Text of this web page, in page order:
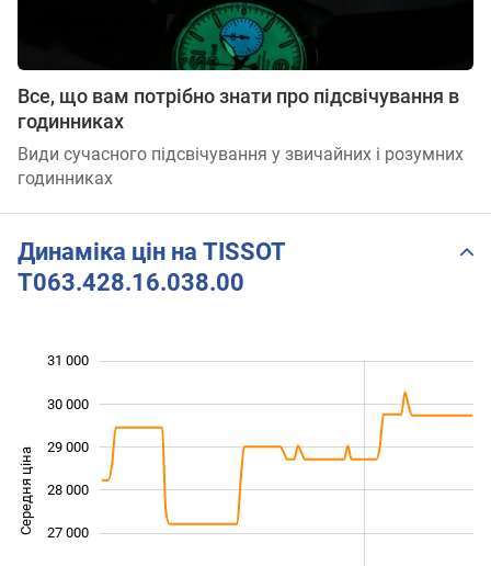
Все, що вам потрібно знати про підсвічування в
годинниках
Види сучасного підсвічування у звичайних і розумних
годинниках
Динаміка цін на TISSOT
T063.428.16.038.00
Середня ціна 25 000
27 000
28 000
29 000
30 000
31 000